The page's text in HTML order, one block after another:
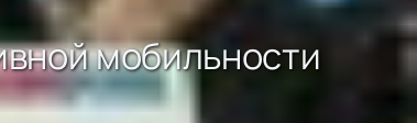
мобильности